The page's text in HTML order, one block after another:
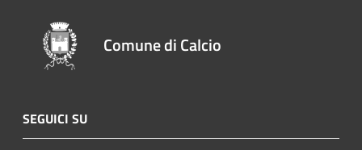
Comune di Calcio
SEGUICI SU